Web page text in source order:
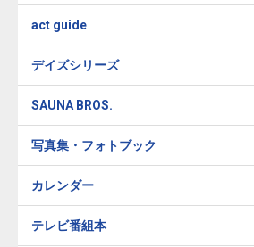
act guide
デイズシリーズ
SAUNA BROS.
写真集・フォトブック
カレンダー
テレビ番組本